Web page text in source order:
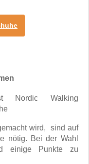
wird, sind auf
nötig. Bei der Wahl
einige Punkte zu